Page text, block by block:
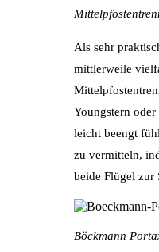
Als sehr
mittlerweile
Youngstern
leicht beengt
zu vermitteln,
beide Flügel zur
Böckmann